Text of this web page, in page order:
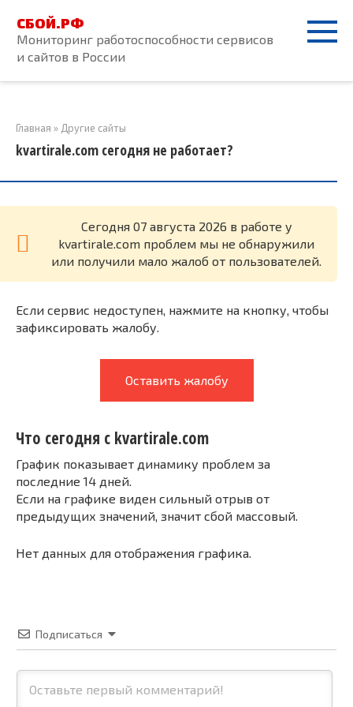
контенту
СБОЙ.РФ
Мониторинг работоспособности сервисов
и сайтов в России
Главная » Другие сайты
kvartirale.com сегодня не работает?
Cегодня 07 августа 2026 в работе у
kvartirale.com проблем мы не обнаружили
или получили мало жалоб от пользователей.
Если сервис недоступен, нажмите на кнопку, чтобы
зафиксировать жалобу.
Оставить жалобу
Что сегодня с kvartirale.com
График показывает динамику проблем за
последние 14 дней.
Если на графике виден сильный отрыв от
предыдущих значений, значит сбой массовый.
Нет данных для отображения графика.
Подписаться